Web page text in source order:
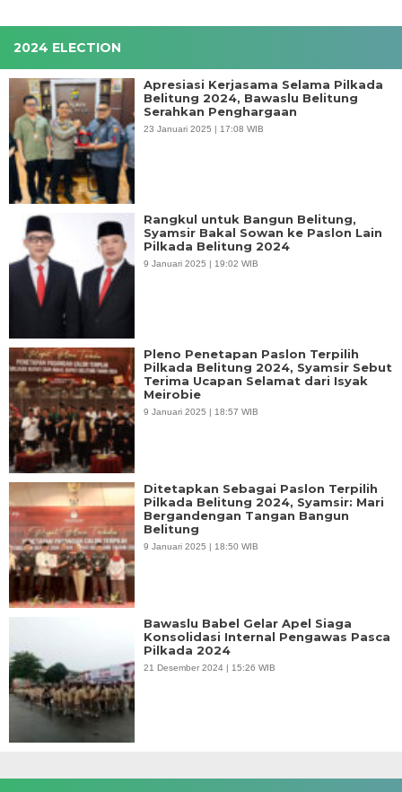
2024 ELECTION
Apresiasi Kerjasama Selama Pilkada
Belitung 2024, Bawaslu Belitung
Serahkan Penghargaan
23 Januari 2025 | 17:08 WIB
Rangkul untuk Bangun Belitung,
Syamsir Bakal Sowan ke Paslon Lain
Pilkada Belitung 2024
9 Januari 2025 | 19:02 WIB
Pleno Penetapan Paslon Terpilih
Pilkada Belitung 2024, Syamsir Sebut
Terima Ucapan Selamat dari Isyak
Meirobie
9 Januari 2025 | 18:57 WIB
Ditetapkan Sebagai Paslon Terpilih
Pilkada Belitung 2024, Syamsir: Mari
Bergandengan Tangan Bangun
Belitung
9 Januari 2025 | 18:50 WIB
Bawaslu Babel Gelar Apel Siaga
Konsolidasi Internal Pengawas Pasca
Pilkada 2024
21 Desember 2024 | 15:26 WIB